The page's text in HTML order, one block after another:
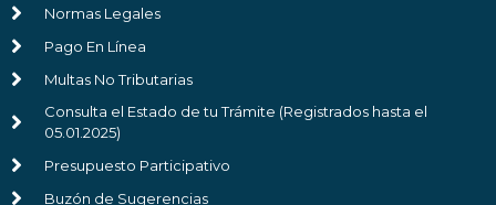
Normas Legales
Pago En Línea
Multas No Tributarias
Consulta el Estado de tu Trámite (Registrados hasta el
05.01.2025)
Presupuesto Participativo
Buzón de Sugerencias